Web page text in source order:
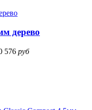
дерево
576 руб